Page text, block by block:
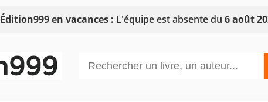
Édition999 en vacances : L'équipe est absente du 6 août